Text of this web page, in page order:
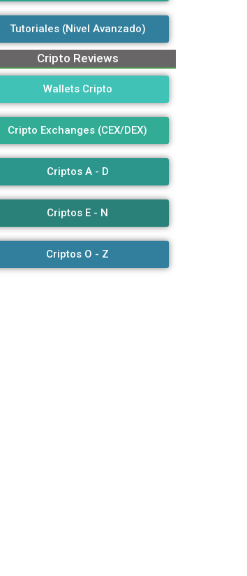
Tutoriales (Nivel Avanzado)
Cripto Reviews
Wallets Cripto
Cripto Exchanges (CEX/DEX)
Criptos A - D
Criptos E - N
Criptos O - Z